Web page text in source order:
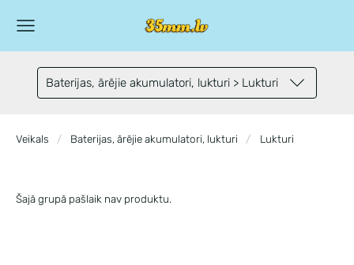
Baterijas, ārējie akumulatori, lukturi > Lukturi
Veikals Baterijas, ārējie akumulatori, lukturi Lukturi
Šajā grupā pašlaik nav produktu.